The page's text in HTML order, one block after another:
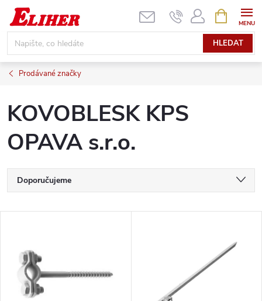
Přejít
obsah
HLEDAT
NÁKUPNÍ
KOŠÍK
Prodávané značky
KOVOBLESK KPS
OPAVA s.r.o.
Ř
a
Doporučujeme
Nejprodávanější
Abecedně